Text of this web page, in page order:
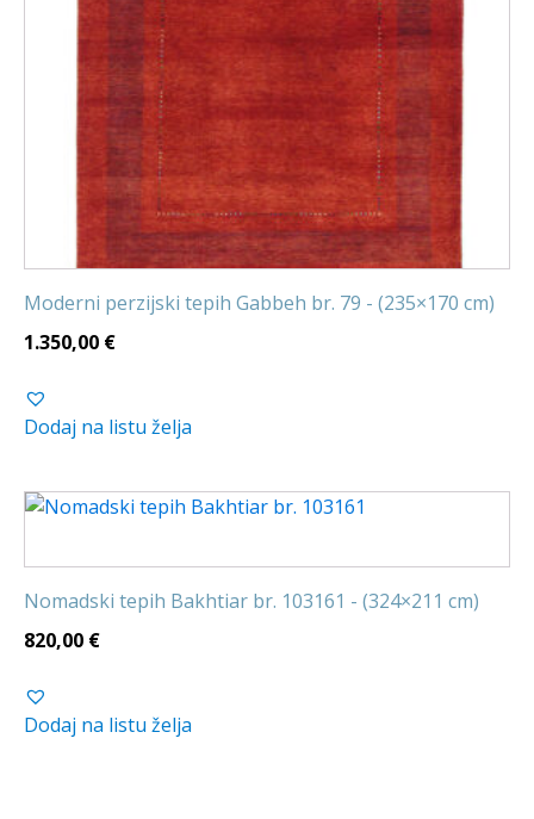
Moderni perzijski tepih Gabbeh br. 79 - (235×170 cm)
1.350,00 €
Dodaj na listu želja
Nomadski tepih Bakhtiar br. 103161 - (324×211 cm)
820,00 €
Dodaj na listu želja